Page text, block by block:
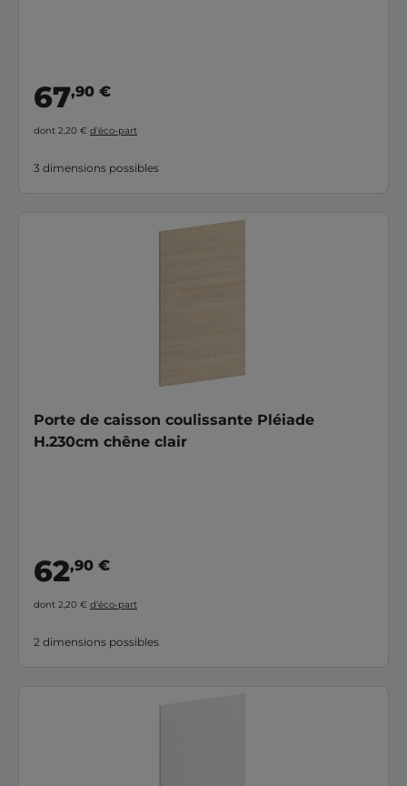
67,90 €
dont 2,20 € d’éco-part
3 dimensions possibles
Porte de caisson coulissante Pléiade
H.230cm chêne clair
62,90 €
dont 2,20 € d’éco-part
2 dimensions possibles